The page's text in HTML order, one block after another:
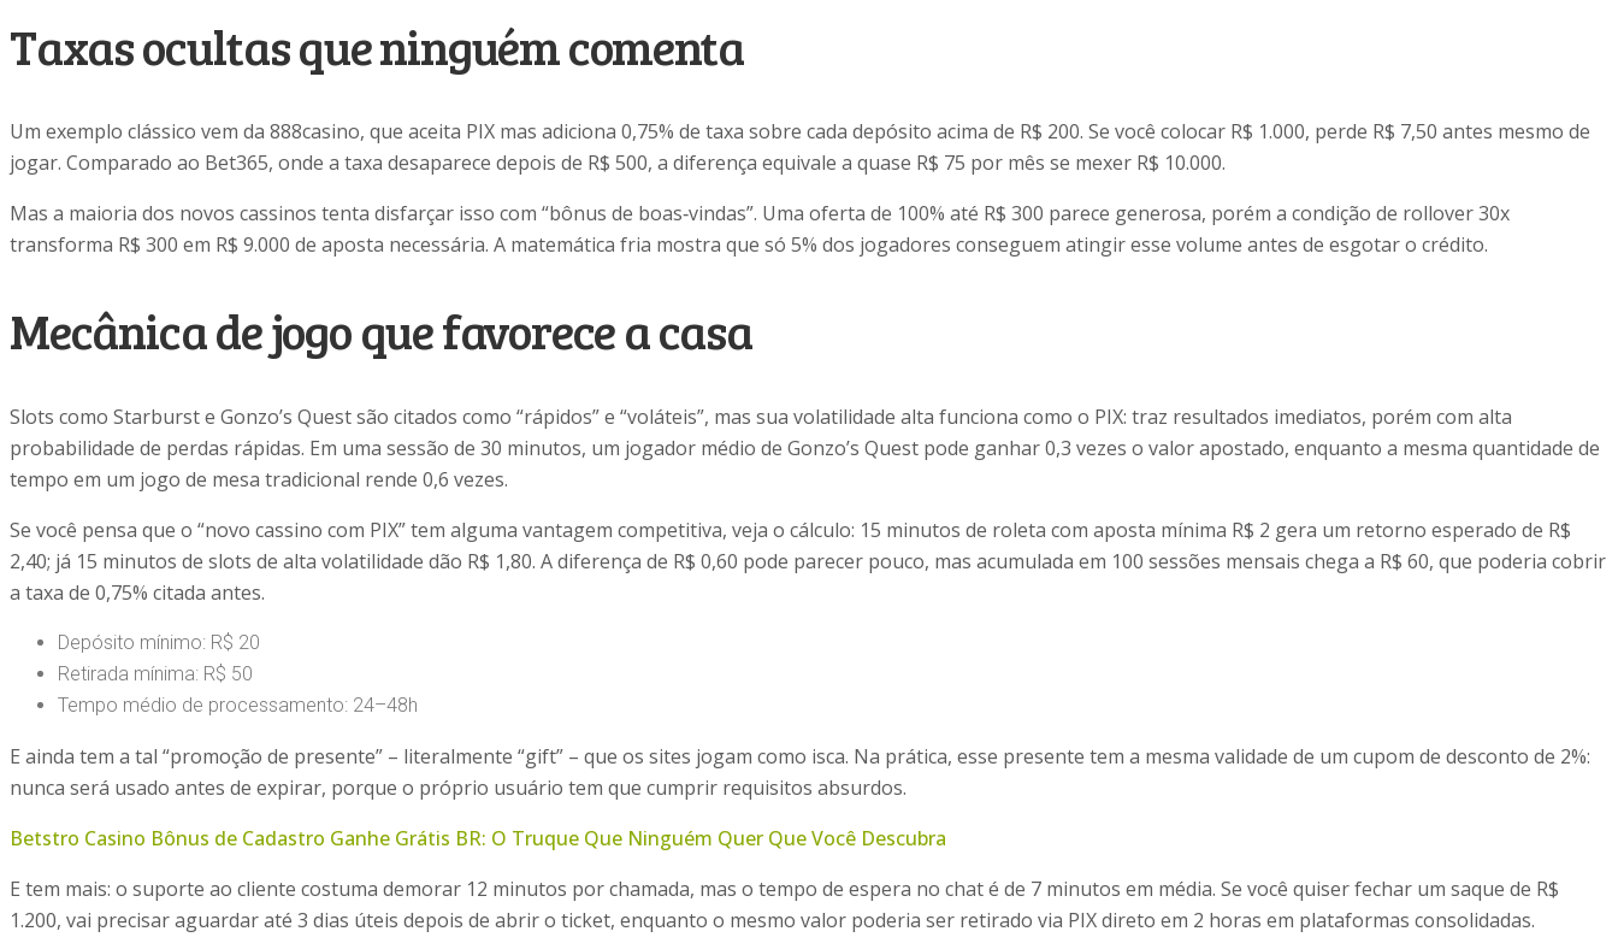
Taxas ocultas que ninguém comenta
Um exemplo clássico vem da 888casino, que aceita PIX mas adiciona 0,75% de taxa sobre cada depósito acima de R$ 200. Se você colocar R$ 1.000, perde R$ 7,50 antes mesmo de
jogar. Comparado ao Bet365, onde a taxa desaparece depois de R$ 500, a diferença equivale a quase R$ 75 por mês se mexer R$ 10.000.
Mas a maioria dos novos cassinos tenta disfarçar isso com “bônus de boas‑vindas”. Uma oferta de 100% até R$ 300 parece generosa, porém a condição de rollover 30x
transforma R$ 300 em R$ 9.000 de aposta necessária. A matemática fria mostra que só 5% dos jogadores conseguem atingir esse volume antes de esgotar o crédito.
Mecânica de jogo que favorece a casa
Slots como Starburst e Gonzo’s Quest são citados como “rápidos” e “voláteis”, mas sua volatilidade alta funciona como o PIX: traz resultados imediatos, porém com alta
probabilidade de perdas rápidas. Em uma sessão de 30 minutos, um jogador médio de Gonzo’s Quest pode ganhar 0,3 vezes o valor apostado, enquanto a mesma quantidade de
tempo em um jogo de mesa tradicional rende 0,6 vezes.
Se você pensa que o “novo cassino com PIX” tem alguma vantagem competitiva, veja o cálculo: 15 minutos de roleta com aposta mínima R$ 2 gera um retorno esperado de R$
2,40; já 15 minutos de slots de alta volatilidade dão R$ 1,80. A diferença de R$ 0,60 pode parecer pouco, mas acumulada em 100 sessões mensais chega a R$ 60, que poderia cobrir
a taxa de 0,75% citada antes.
Depósito mínimo: R$ 20
Retirada mínima: R$ 50
Tempo médio de processamento: 24–48h
E ainda tem a tal “promoção de presente” – literalmente “gift” – que os sites jogam como isca. Na prática, esse presente tem a mesma validade de um cupom de desconto de 2%:
nunca será usado antes de expirar, porque o próprio usuário tem que cumprir requisitos absurdos.
Betstro Casino Bônus de Cadastro Ganhe Grátis BR: O Truque Que Ninguém Quer Que Você Descubra
E tem mais: o suporte ao cliente costuma demorar 12 minutos por chamada, mas o tempo de espera no chat é de 7 minutos em média. Se você quiser fechar um saque de R$
1.200, vai precisar aguardar até 3 dias úteis depois de abrir o ticket, enquanto o mesmo valor poderia ser retirado via PIX direto em 2 horas em plataformas consolidadas.